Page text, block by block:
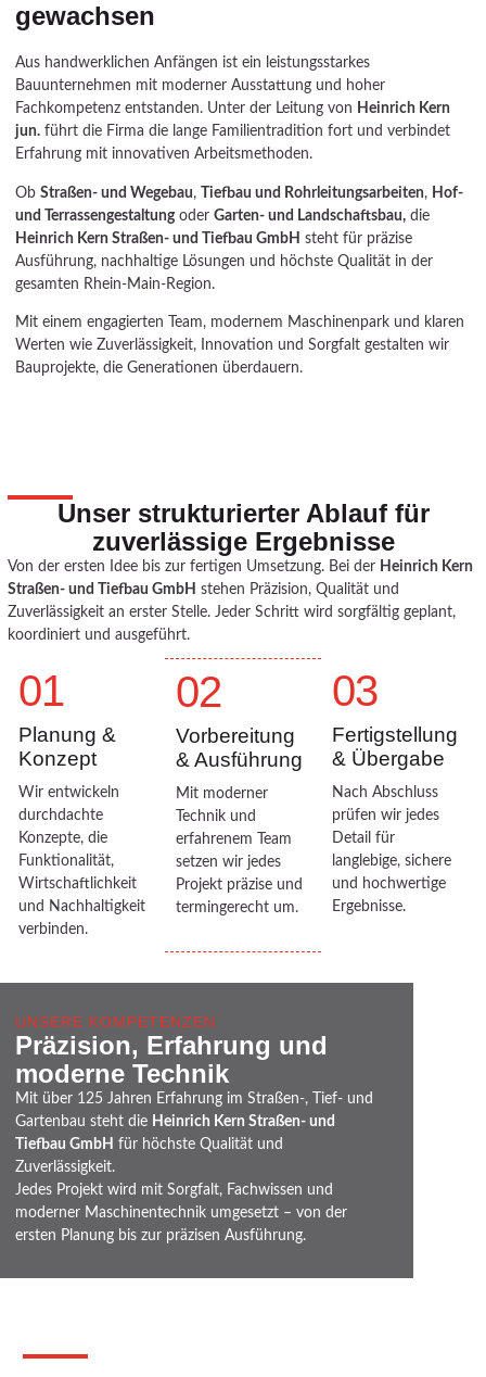
gewachsen
Aus handwerklichen Anfängen ist ein leistungsstarkes
Bauunternehmen mit moderner Ausstattung und hoher
Fachkompetenz entstanden. Unter der Leitung von Heinrich Kern
jun. führt die Firma die lange Familientradition fort und verbindet
Erfahrung mit innovativen Arbeitsmethoden.
Ob Straßen- und Wegebau, Tiefbau und Rohrleitungsarbeiten, Hof-
und Terrassengestaltungoder Garten- und Landschaftsbau, die
Heinrich Kern Straßen- und Tiefbau GmbH steht für präzise
Ausführung, nachhaltige Lösungen und höchste Qualität in der
gesamten Rhein-Main-Region.
Mit einem engagierten Team, modernem Maschinenpark und klaren
Werten wie Zuverlässigkeit, Innovation und Sorgfalt gestalten wir
Bauprojekte, die Generationen überdauern.
Unser strukturierter Ablauf für
zuverlässige Ergebnisse
Von der ersten Idee bis zur fertigen Umsetzung. Bei der Heinrich Kern
Straßen- und Tiefbau GmbH stehen Präzision, Qualität und
Zuverlässigkeit an erster Stelle. Jeder Schritt wird sorgfältig geplant,
koordiniert und ausgeführt.
01
Planung &
Konzept
Wir entwickeln
durchdachte
Konzepte, die
Funktionalität,
Wirtschaftlichkeit
und Nachhaltigkeit
verbinden.
02
Vorbereitung
& Ausführung
Mit moderner
Technik und
erfahrenem Team
setzen wir jedes
Projekt präzise und
termingerecht um.
03
Fertigstellung
& Übergabe
Nach Abschluss
prüfen wir jedes
Detail für
langlebige, sichere
und hochwertige
Ergebnisse.
UNSERE KOMPETENZEN
Präzision, Erfahrung und
moderne Technik
Mit über 125 Jahren Erfahrung im Straßen-, Tief- und
Gartenbau steht die Heinrich Kern Straßen- und
Tiefbau GmbH für höchste Qualität und
Zuverlässigkeit.
Jedes Projekt wird mit Sorgfalt, Fachwissen und
moderner Maschinentechnik umgesetzt – von der
ersten Planung bis zur präzisen Ausführung.